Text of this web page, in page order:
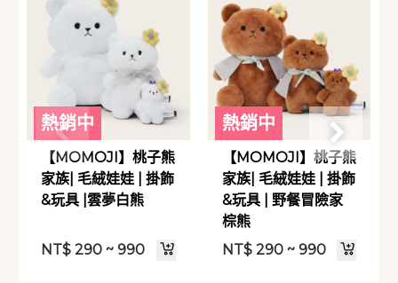
熱銷中
【MOMOJI】桃子熊
家族| 毛絨娃娃 | 掛飾
&玩具 |雲夢白熊
NT$ 290 ~ 990
熱銷中
【MOMOJI】桃子熊
家族| 毛絨娃娃 | 掛飾
&玩具 | 野餐冒險家
棕熊
NT$290 ~ 990